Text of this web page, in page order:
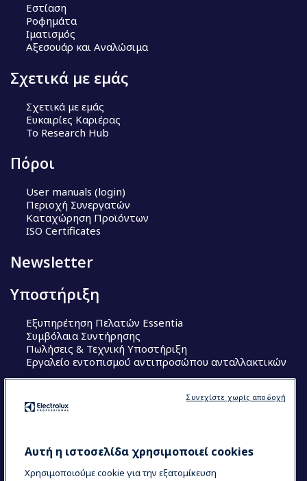
Εστίαση
Ροφημάτα
Ιματισμός
Αξεσουάρ και Αναλώσιμα
Σχετικά με εμάς
Σχετικά με εμάς
Ευκαιρίες Καριέρας
Το Research Hub
Πόροι
User manuals (login)
Περιοχή Συνεργατών
Καταχώρηση Προϊόντων
ISO Certificates
Newsletter
Υποστήριξη
Εξυπηρέτηση Πελατών Essentia
Συμβόλαια Συντήρησης
Πωλήσεις & Τεχνική Υποστήριξη
Εργαλείο εντοπισμού αντιπροσώπου ανταλλακτικών
Electrolux Professional Ακαδημία Chef
Αυτή η ιστοσελίδα χρησιμοποιεί cookies
Χρησιμοποιούμε cookie για την εξατομίκευση
Συνεχίστε χωρίς αποδοχή